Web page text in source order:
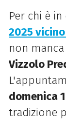
Per chi è in
2025
non
Vizzolo
domenica
tradizione